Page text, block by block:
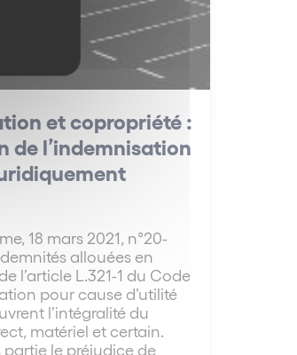
et copropriété :
de l’indemnisation
18 mars 2021, n°20-
allouées en
l’article L.321-1 du Code
pour cause d’utilité
l’intégralité du
matériel et certain.
partie le préjudice de